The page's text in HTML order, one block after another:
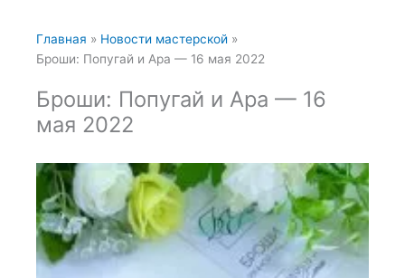
Главная
Новости мастерской
Броши: Попугай и Ара — 16 мая 2022
Броши: Попугай и Ара — 16
мая 2022